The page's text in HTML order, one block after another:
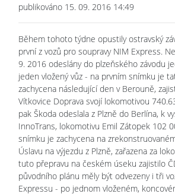
publikováno 15. 09. 2016 14:49
Během tohoto týdne opustily ostravský
první z vozů pro soupravy NIM Express.
9. 2016 odeslány do plzeňského závodu
jeden vložený vůz - na prvním snímku je
zachycena následující den v Berouně,
Vítkovice Doprava svojí lokomotivou
pak Škoda odeslala z Plzně do Berlína, k
InnoTrans, lokomotivu Emil Zátopek 102
snímku je zachycena na
Úslavu na výjezdu z Plzně, zařazena za
tuto přepravu na českém úseku zajistilo
původního plánu měly být odvezeny i tři
Expressu - po jednom vloženém,